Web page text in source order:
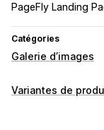
PageFly Landing
Catégories
Galerie d’images
Types de galeries
Variantes de